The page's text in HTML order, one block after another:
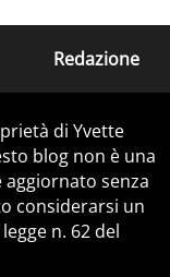
Redazione
di Yvette
blog non è una
senza
considerarsi un
n. 62 del